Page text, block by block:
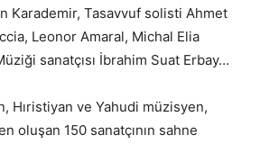
Karademir, Tasavvuf solisti Ahmet
Leonor Amaral, Michal Elia
sanatçısı İbrahim Suat Erbay…
Hıristiyan ve Yahudi müzisyen,
oluşan 150 sanatçının sahne